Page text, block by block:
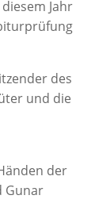
Jahr
des
und die
der
Gunar